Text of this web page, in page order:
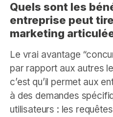
Quels sont les
entreprise peut
marketing
Le vrai avantage
par rapport aux autres
c’est qu’il permet aux
à des demandes
utilisateurs : les